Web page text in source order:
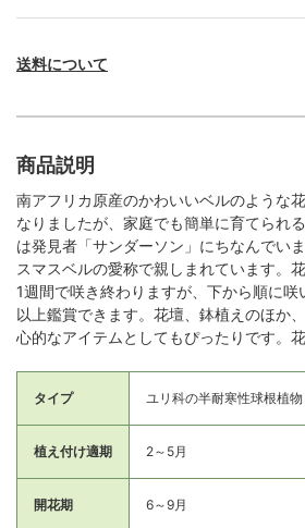
送料について
商品説明
南アフリカ原産のかわいいベルのような
なりましたが、家庭でも簡単に育てられ
は発見者「サンダーソン」にちなんでい
スマスベルの愛称で親しまれています。
1週間で咲き終わりますが、下から順に咲
以上鑑賞できます。花壇、鉢植えのほか
心的なアイテムとしてもぴったりです。
タイプ ユリ科の半耐寒性球根植物
植え付け適期 2～5月
開花期 6～9月